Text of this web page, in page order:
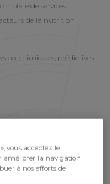
de services
de la nutrition
chimiques, prédictives
vous acceptez le
améliorer la navigation
à nos efforts de